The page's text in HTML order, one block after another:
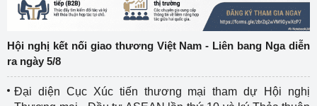
Hội nghị kết nối giao thương Việt Nam - Liên bang Nga diễn
ra ngày 5/8
Đại diện Cục Xúc tiến thương mại tham dự Hội nghị